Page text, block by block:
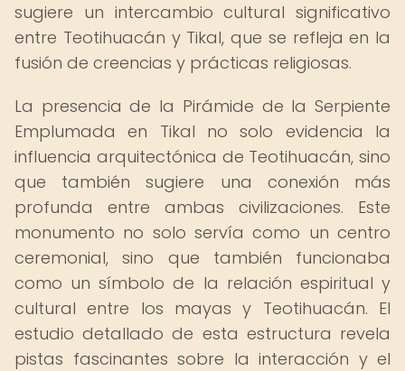
sugiere un intercambio cultural significativo
entre Teotihuacán y Tikal, que se refleja en la
fusión de creencias y prácticas religiosas.
La presencia de la Pirámide de la Serpiente
Emplumada en Tikal no solo evidencia la
influencia arquitectónica de Teotihuacán, sino
que también sugiere una conexión más
profunda entre ambas civilizaciones. Este
monumento no solo servía como un centro
ceremonial, sino que también funcionaba
como un símbolo de la relación espiritual y
cultural entre los mayas y Teotihuacán. El
estudio detallado de esta estructura revela
pistas fascinantes sobre la interacción y el